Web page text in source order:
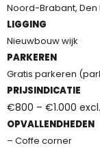
Noord-Brabant, Den
LIGGING
Nieuwbouw wijk
PARKEREN
Gratis parkeren
PRIJSINDICATIE
€800 – €1.000
OPVALLENDHEDEN
– Coffe corner